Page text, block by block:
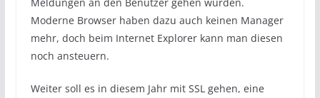
Moderne Browser haben dazu auch keinen Manager
mehr, doch beim Internet Explorer kann man diesen
noch ansteuern.
Weiter soll es in diesem Jahr mit SSL gehen, eine